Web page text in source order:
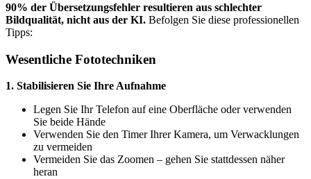
90% der Übersetzungsfehler resultieren aus schlechter
Bildqualität, nicht aus der KI. Befolgen Sie diese professionellen
Tipps:
Wesentliche Fototechniken
1. Stabilisieren Sie Ihre Aufnahme
Legen Sie Ihr Telefon auf eine Oberfläche oder verwenden
Sie beide Hände
Verwenden Sie den Timer Ihrer Kamera, um Verwacklungen
zu vermeiden
Vermeiden Sie das Zoomen – gehen Sie stattdessen näher
heran